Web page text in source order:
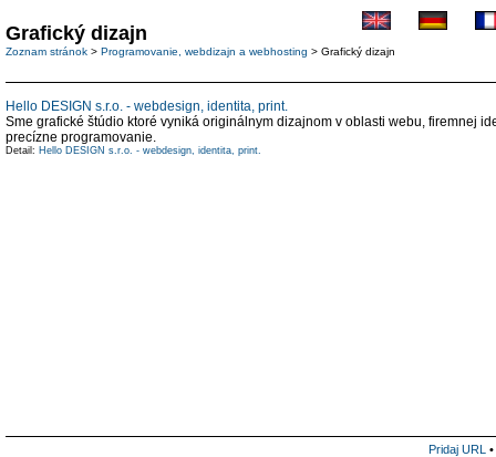
Grafický dizajn
Zoznam stránok > Programovanie, webdizajn a webhosting > Grafický dizajn
Hello DESIGN s.r.o. - webdesign, identita, print.
Sme grafické štúdio ktoré vyniká originálnym dizajnom v oblasti webu, firemnej
precízne programovanie.
Detail: Hello DESIGN s.r.o. - webdesign, identita, print.
Pridaj URL •